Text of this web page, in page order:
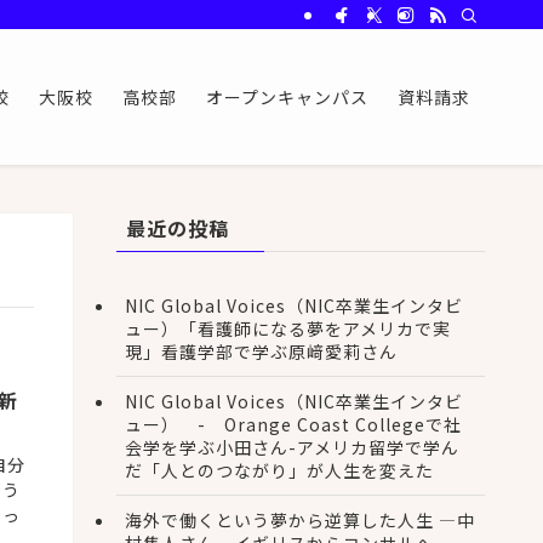
大阪校 高校部 オープンキャンパス 資料請求
分
最近の投稿
NIC Global Voices（NIC卒業生インタビ
ュー）「看護師になる夢をアメリカで実
現」看護学部で学ぶ原﨑愛莉さん
NIC Global Voices（NIC卒業生インタビ
ュー） - Orange Coast Collegeで社
会学を学ぶ小田さん-アメリカ留学で学ん
だ「人とのつながり」が人生を変えた
海外で働くという夢から逆算した人生 ―中